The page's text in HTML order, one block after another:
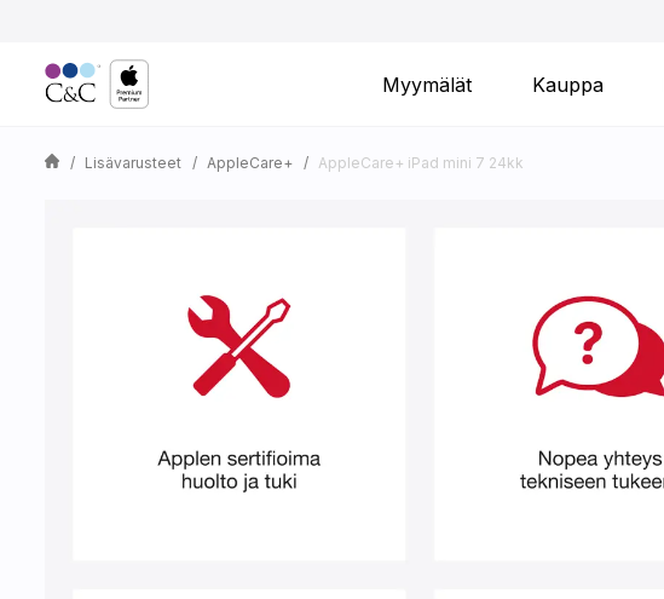
Myymälät Kauppa
Lisävarusteet AppleCare+ AppleCare+ iPad mini 7 24kk